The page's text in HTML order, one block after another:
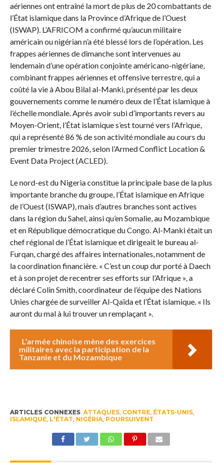
aériennes ont entraîné la mort de plus de 20 combattants de
l’État islamique dans la Province d’Afrique de l’Ouest
(ISWAP). L’AFRICOM a confirmé qu’aucun militaire
américain ou nigérian n’a été blessé lors de l’opération. Les
frappes aériennes de dimanche sont intervenues au
lendemain d’une opération conjointe américano-nigériane,
combinant frappes aériennes et offensive terrestre, qui a
coûté la vie à Abou Bilal al-Manki, présenté par les deux
gouvernements comme le numéro deux de l’État islamique à
l’échelle mondiale. Après avoir subi d’importants revers au
Moyen-Orient, l’État islamique s’est tourné vers l’Afrique,
qui a représenté 86 % de son activité mondiale au cours du
premier trimestre 2026, selon l’Armed Conflict Location &
Event Data Project (ACLED).
Le nord-est du Nigeria constitue la principale base de la plus
importante branche du groupe, l’État islamique en Afrique
de l’Ouest (ISWAP), mais d’autres branches sont actives
dans la région du Sahel, ainsi qu’en Somalie, au Mozambique
et en République démocratique du Congo. Al-Manki était un
chef régional de l’État islamique et dirigeait le bureau al-
Furqan, chargé des affaires internationales, notamment de
la coordination financière. « C’est un coup dur porté à Daech
et à son projet de recentrer ses efforts sur l’Afrique », a
déclaré Colin Smith, coordinateur de l’équipe des Nations
Unies chargée de surveiller Al-Qaïda et l’État islamique. « Ils
auront du mal à lui trouver un remplaçant ».
L'armée chinoise mène des exercices
militaires avec la participation de la
Tanzanie et du Mozambique
ARTICLES CONNEXES ATTAQUES, CONTRE, ÉTATS-UNIS,
ISLAMIQUE, L'ÉTAT NIGÉRIA, POURSUIVENT